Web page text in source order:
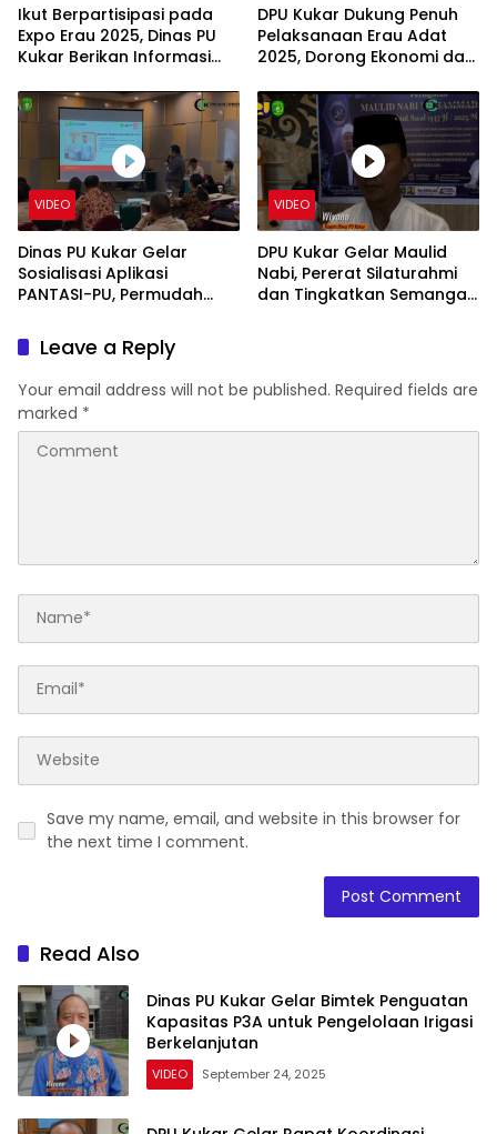
Ikut Berpartisipasi pada
Expo Erau 2025, Dinas PU
Kukar Berikan Informasi
DPU Kukar Dukung Penuh
Pelaksanaan Erau Adat
2025, Dorong Ekonomi dan
VIDEO
Dinas PU Kukar Gelar
Sosialisasi Aplikasi
PANTASI-PU, Permudah
Prasarana
VIDEO
DPU Kukar Gelar Maulid
Nabi, Pererat Silaturahmi
dan Tingkatkan Semangat
Leave a Reply
Your email address will not be published. Required fields are
marked *
Save my name, email, and website in this browser for
the next time I comment.
Read Also
Dinas PU Kukar Gelar Bimtek Penguatan
Kapasitas P3A untuk Pengelolaan Irigasi
Berkelanjutan
VIDEO September 24, 2025